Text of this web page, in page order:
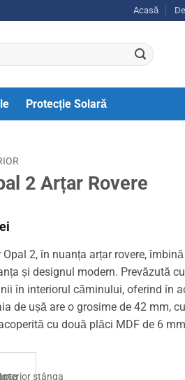
Acasă
Protecție Solară
2 Arțar Rovere
2, în nuanța arțar rovere,
și designul modern. Prevăzută
în interiorul căminului, oferind în
de ușă are o grosime de 42 mm,
cu două plăci MDF de 6